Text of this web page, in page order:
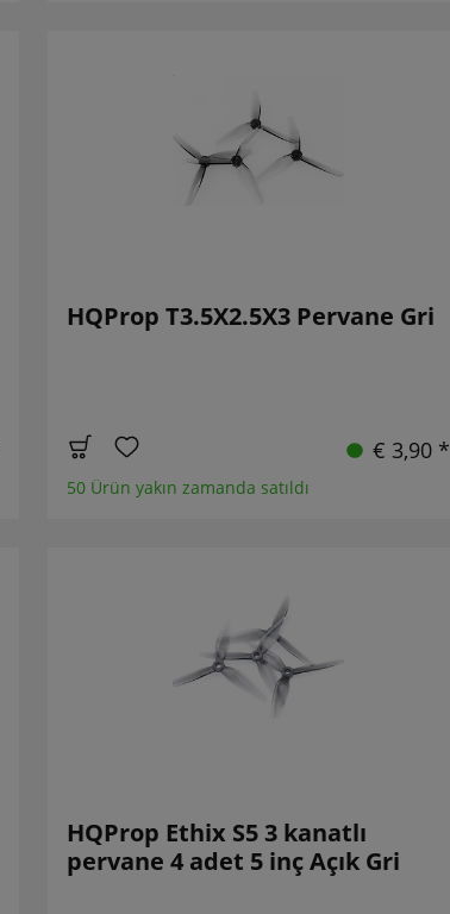
HQProp T3.5X2.5X3 Pervane Gri
€ 3,90 *
50 Ürün yakın zamanda satıldı
HQProp Ethix S5 3 kanatlı
pervane 4 adet 5 inç Açık Gri